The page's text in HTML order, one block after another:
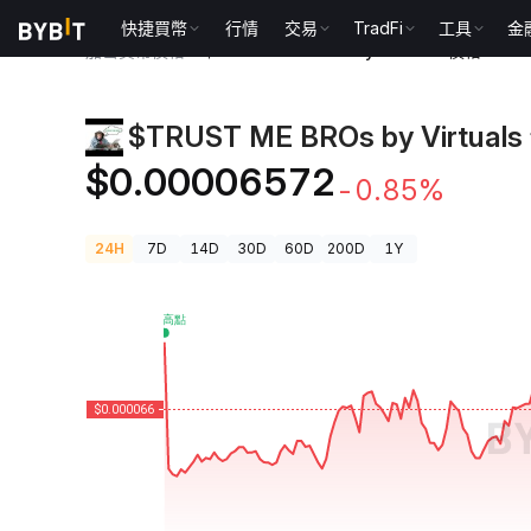
快捷買幣 行情 交易 TradFi 工具
金
$TRUST ME BROs by Virtuals
$0.00006572 -0.85%
24H 7D 14D 30D 60D 200D 1Y